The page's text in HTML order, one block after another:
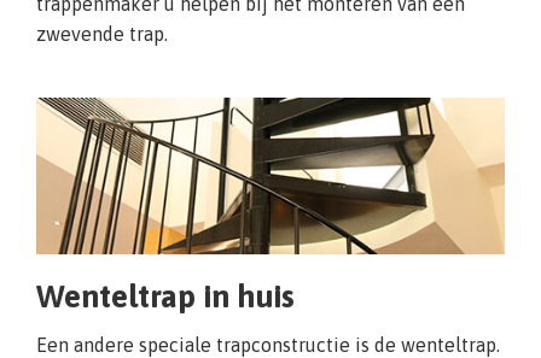
zwevende trap.
Wenteltrap in huis
Een andere speciale trapconstructie is de wenteltrap.